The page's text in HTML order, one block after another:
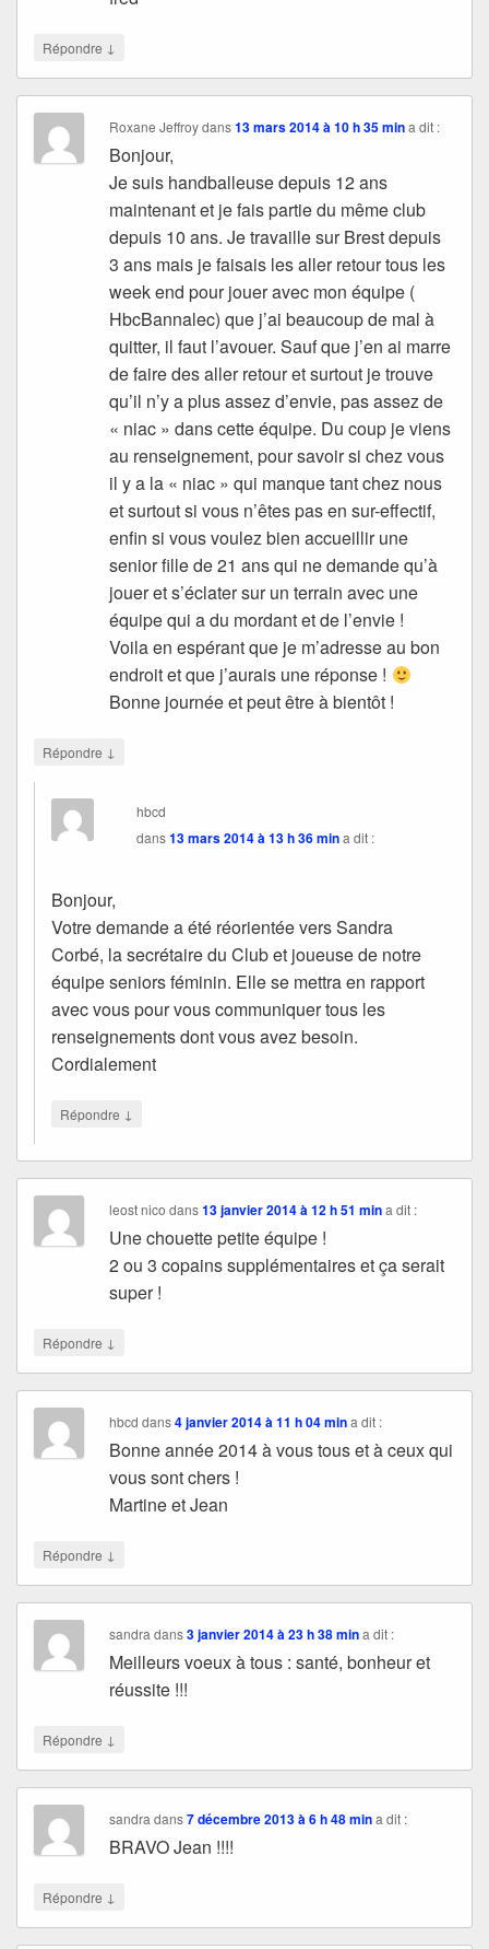
Répondre ↓
Roxane Jeffroydans13 mars 2014 à 10 h 35 min a dit :
Bonjour,
Je suis handballeuse depuis 12 ans
maintenant et je fais partie du même club
depuis 10 ans. Je travaille sur Brest depuis
3 ans mais je faisais les aller retour tous les
week end pour jouer avec mon équipe (
HbcBannalec) que j’ai beaucoup de mal à
quitter, il faut l’avouer. Sauf que j’en ai marre
de faire des aller retour et surtout je trouve
qu’il n’y a plus assez d’envie, pas assez de
« niac » dans cette équipe. Du coup je viens
au renseignement, pour savoir si chez vous
il y a la « niac » qui manque tant chez nous
et surtout si vous n’êtes pas en sur-effectif,
enfin si vous voulez bien accueillir une
senior fille de 21 ans qui ne demande qu’à
jouer et s’éclater sur un terrain avec une
équipe qui a du mordant et de l’envie !
Voila en espérant que je m’adresse au bon
endroit et que j’aurais une réponse !
Bonne journée et peut être à bientôt !
Répondre ↓
hbcd
dans13 mars 2014 à 13 h 36 mina dit :
Bonjour,
Votre demande a été réorientée vers Sandra
Corbé, la secrétaire du Club et joueuse de notre
équipe seniors féminin. Elle se mettra en rapport
avec vous pour vous communiquer tous les
renseignements dont vous avez besoin.
Cordialement
Répondre ↓
leost nico dans13 janvier 2014 à 12 h 51 min a dit :
Une chouette petite équipe !
2 ou 3 copains supplémentaires et ça serait
super !
Répondre ↓
hbcd dans4 janvier 2014 à 11 h 04 min a dit :
Bonne année 2014 à vous tous et à ceux qui
vous sont chers !
Martine et Jean
Répondre ↓
sandra dans3 janvier 2014 à 23 h 38 min a dit :
Meilleurs voeux à tous : santé, bonheur et
réussite !!!
Répondre ↓
sandra dans7 décembre 2013 à 6 h 48 min a dit :
BRAVO Jean !!!!
Répondre ↓